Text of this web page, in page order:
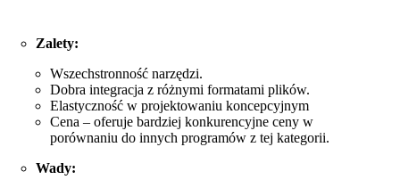
Zalety:
Wszechstronność narzędzi.
Dobra integracja z różnymi formatami plików.
Elastyczność w projektowaniu koncepcyjnym
Cena – oferuje bardziej konkurencyjne ceny w
porównaniu do innych programów z tej kategorii.
Wady: